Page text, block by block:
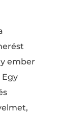
ember
Egy